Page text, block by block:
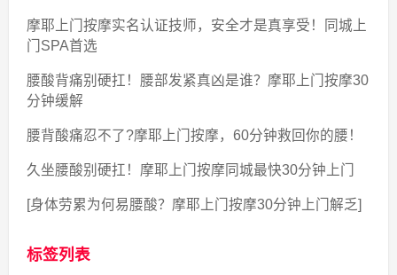
摩耶上门按摩实名认证技师，安全才是真享受！同城上
门SPA首选
腰酸背痛别硬扛！腰部发紧真凶是谁？摩耶上门按摩30
分钟缓解
腰背酸痛忍不了?摩耶上门按摩，60分钟救回你的腰！
久坐腰酸别硬扛！摩耶上门按摩同城最快30分钟上门
[身体劳累为何易腰酸？摩耶上门按摩30分钟上门解乏]
标签列表